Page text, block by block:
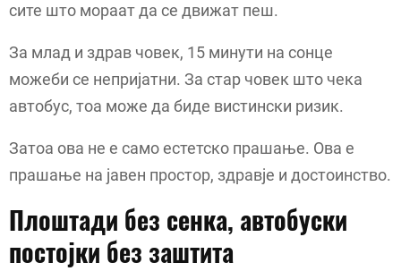
сите што мораат да се движат пеш.
За млад и здрав човек, 15 минути на сонце
можеби се непријатни. За стар човек што чека
автобус, тоа може да биде вистински ризик.
Затоа ова не е само естетско прашање. Ова е
прашање на јавен простор, здравје и достоинство.
Плоштади без сенка, автобуски
постојки без заштита